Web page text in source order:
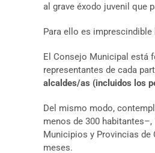
al grave éxodo juvenil que
Para ello es imprescindible
El Consejo Municipal está
representantes de cada
alcaldes/as (incluidos los
Del mismo modo,
menos de 300
Municipios y Provincias de
meses.